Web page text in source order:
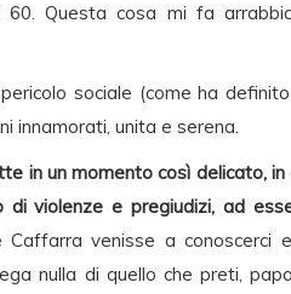
Questa cosa mi fa
sociale (come ha
innamorati, unita e serena.
in un momento così delicato, in
violenze e pregiudizi, ad
venisse a conoscerci
nulla di quello che preti,